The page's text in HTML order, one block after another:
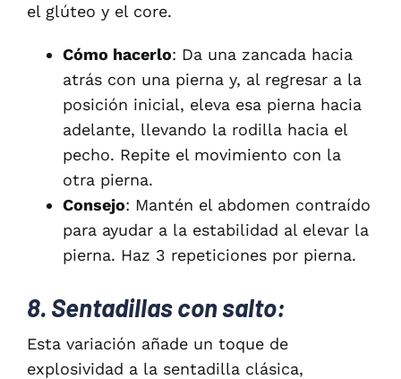
el glúteo y el core.
Cómo hacerlo: Da una zancada hacia
atrás con una pierna y, al regresar a la
posición inicial, eleva esa pierna hacia
adelante, llevando la rodilla hacia el
pecho. Repite el movimiento con la
otra pierna.
Consejo: Mantén el abdomen contraído
para ayudar a la estabilidad al elevar la
pierna. Haz 3 repeticiones por pierna.
8. Sentadillas con salto:
Esta variación añade un toque de
explosividad a la sentadilla clásica,